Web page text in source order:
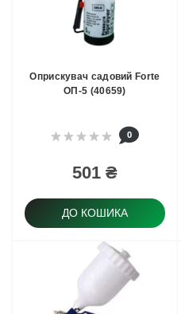
Оприскувач садовий Forte
ОП-5 (40659)
0
501 ₴
ДО КОШИКА